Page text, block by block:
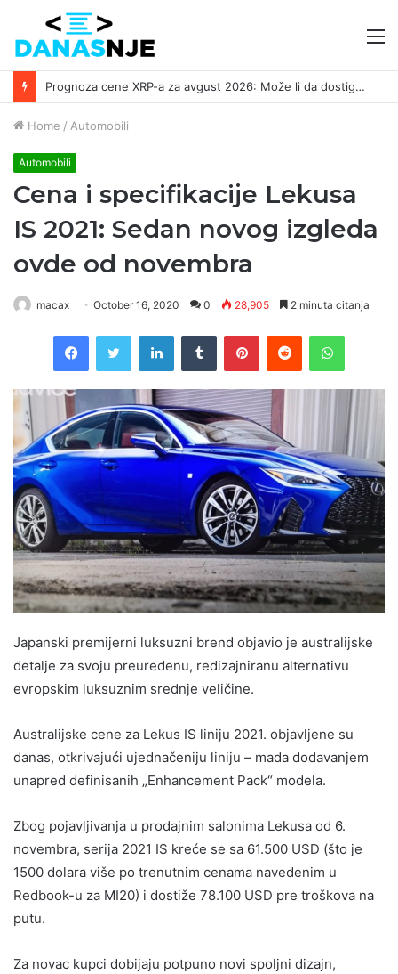
Prognoza cene XRP-a za avgust 2026: Može li da dostigne 1,50 dolara? ￼
Home / Automobili
Automobili
Cena i specifikacije Lekusa
IS 2021: Sedan novog izgleda
ovde od novembra
macax October 16, 2020 0 28,905 2 minuta citanja
FacebookTwitter LinkedInTumblr PinterestReddit
Japanski premijerni luksuzni brend objavio je australijske
detalje za svoju preuređenu, redizajniranu alternativu
evropskim luksuznim srednje veličine.
Australijske cene za Lekus IS liniju 2021. objavljene su
danas, otkrivajući ujednačeniju liniju – mada dodavanjem
unapred definisanih „Enhancement Pack“ modela.
Zbog pojavljivanja u prodajnim salonima Lekusa od 6.
novembra, serija 2021 IS kreće se sa 61.500 USD (što je
1500 dolara više po trenutnim cenama navedenim u
Redbook-u za MI20) i dostiže 78.100 USD pre troškova na
putu.
Za novac kupci dobijaju potpuno novi spoljni dizajn,